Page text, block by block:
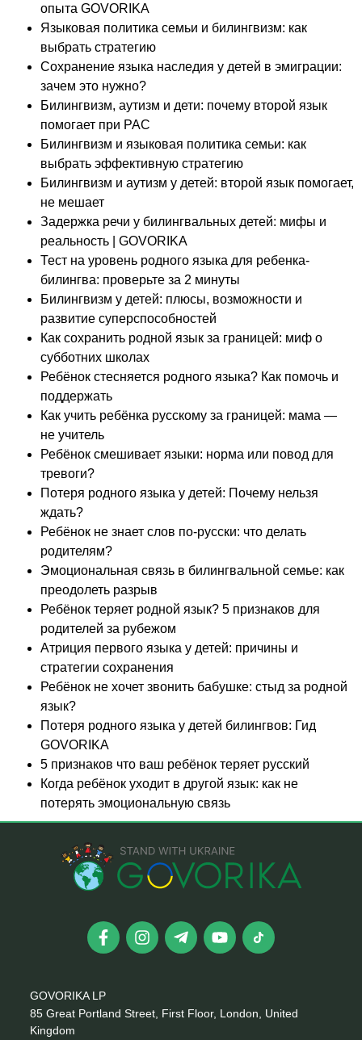
опыта GOVORIKA
Языковая политика семьи и билингвизм: как
выбрать стратегию
Сохранение языка наследия у детей в эмиграции:
зачем это нужно?
Билингвизм, аутизм и дети: почему второй язык
помогает при РАС
Билингвизм и языковая политика семьи: как
выбрать эффективную стратегию
Билингвизм и аутизм у детей: второй язык помогает,
не мешает
Задержка речи у билингвальных детей: мифы и
реальность | GOVORIKA
Тест на уровень родного языка для ребенка-
билингва: проверьте за 2 минуты
Билингвизм у детей: плюсы, возможности и
развитие суперспособностей
Как сохранить родной язык за границей: миф о
субботних школах
Ребёнок стесняется родного языка? Как помочь и
поддержать
Как учить ребёнка русскому за границей: мама —
не учитель
Ребёнок смешивает языки: норма или повод для
тревоги?
Потеря родного языка у детей: Почему нельзя
ждать?
Ребёнок не знает слов по-русски: что делать
родителям?
Эмоциональная связь в билингвальной семье: как
преодолеть разрыв
Ребёнок теряет родной язык? 5 признаков для
родителей за рубежом
Атриция первого языка у детей: причины и
стратегии сохранения
Ребёнок не хочет звонить бабушке: стыд за родной
язык?
Потеря родного языка у детей билингвов: Гид
GOVORIKA
5 признаков что ваш ребёнок теряет русский
Когда ребёнок уходит в другой язык: как не
потерять эмоциональную связь
GOVORIKA LP
85 Great Portland Street, First Floor, London, United
Kingdom